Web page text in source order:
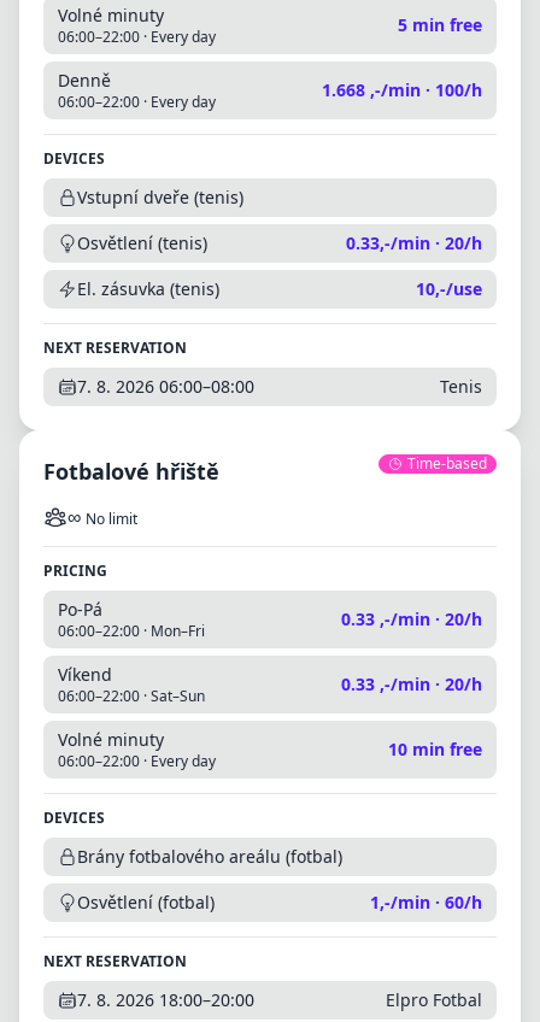
Volné minuty
06:00–22:00 · Every day
5 min free
Denně
06:00–22:00 · Every day
1.668 ,-/min · 100/h
DEVICES
Vstupní dveře (tenis)
Osvětlení (tenis)
0.33,-/min · 20/h
El. zásuvka (tenis)
10,-/use
NEXT RESERVATION
7. 8. 2026 06:00–08:00 Tenis
Fotbalové hřiště Time-based
∞ No limit
PRICING
Po-Pá
06:00–22:00 · Mon–Fri
0.33 ,-/min · 20/h
Víkend
06:00–22:00 ·Sat–Sun
0.33 ,-/min · 20/h
Volné minuty
06:00–22:00 · Every day
10 min free
DEVICES
Brány fotbalového areálu (fotbal)
Osvětlení (fotbal)
1,-/min · 60/h
NEXT RESERVATION
7. 8. 2026 18:00–20:00 Elpro Fotbal